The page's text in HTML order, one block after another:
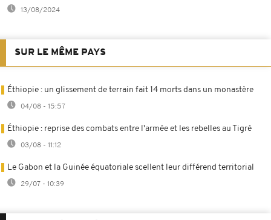
13/08/2024
SUR LE MÊME PAYS
Éthiopie : un glissement de terrain fait 14 morts dans un monastère
04/08 - 15:57
Éthiopie : reprise des combats entre l'armée et les rebelles au Tigré
03/08 - 11:12
Le Gabon et la Guinée équatoriale scellent leur différend territorial
29/07 - 10:39